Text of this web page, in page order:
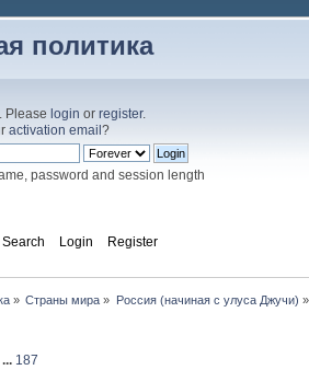
политика
. Please login or register.
activation email ?
password and session length
Search Login Register
» Страны мира » Россия (начиная с улуса Джучи) »
... 187